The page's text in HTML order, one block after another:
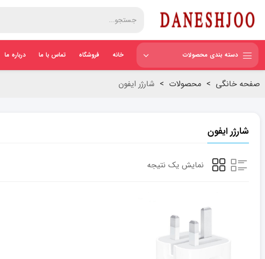
دسته بندی محصولات خانه فروشگاه تماس با ما درباره ما
صفحه خانگی > محصولات > شارژر ایفون
شارژر ایفون
نمایش یک نتیجه